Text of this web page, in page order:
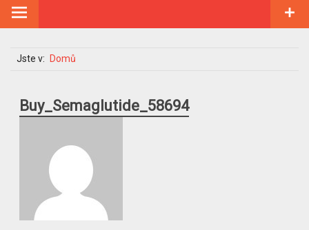
Jste v: Domů
Buy_Semaglutide_58694